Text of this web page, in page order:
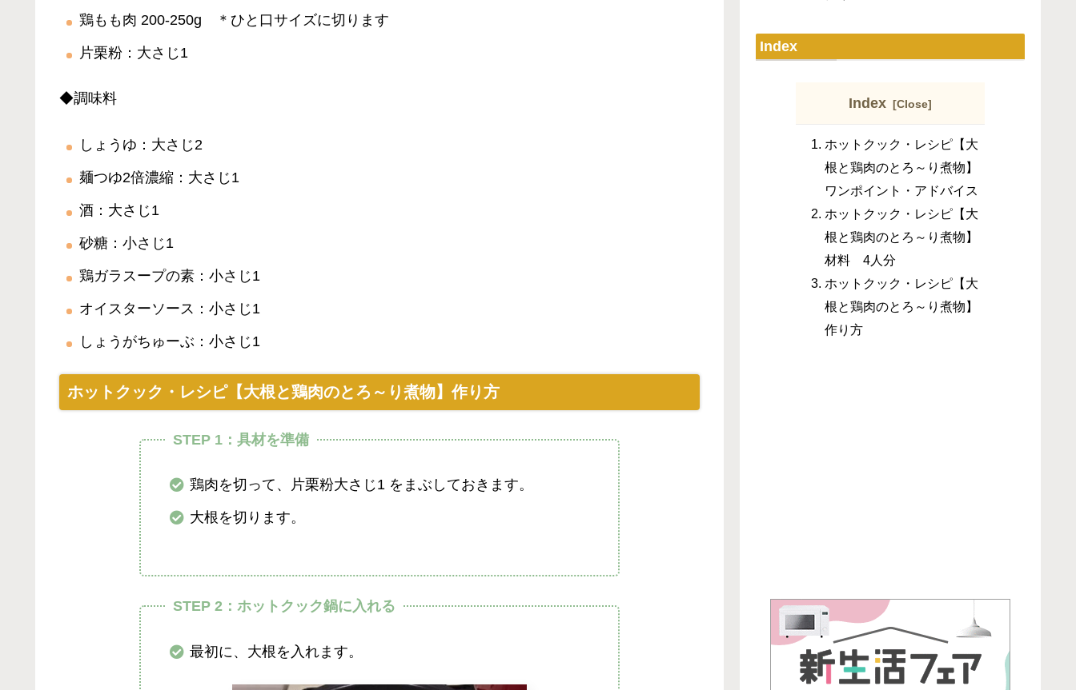
鶏もも肉 200-250g ＊ひと口サイズに切ります
片栗粉：大さじ1
◆調味料
しょうゆ：大さじ2
麺つゆ2倍濃縮：大さじ1
酒：大さじ1
砂糖：小さじ1
鶏ガラスープの素：小さじ1
オイスターソース：小さじ1
しょうがちゅーぶ：小さじ1
ホットクック・レシピ【大根と鶏肉のとろ～り煮物】作り方
STEP 1：具材を準備
鶏肉を切って、片栗粉大さじ1 をまぶしておきます。
大根を切ります。
STEP 2：ホットクック鍋に入れる
最初に、大根を入れます。
Index
Index
ホットクック・レシピ【大
根と鶏肉のとろ～り煮物】
ワンポイント・アドバイス
ホットクック・レシピ【大
根と鶏肉のとろ～り煮物】
材料 4人分
ホットクック・レシピ【大
根と鶏肉のとろ～り煮物】
作り方